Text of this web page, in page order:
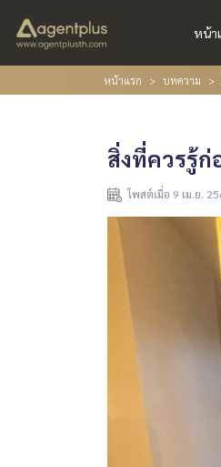
หน้า
หน้าแรก บทความ
สิ่งที่ควรรู้ก่
โพสต์เมื่อ 9 เม.ย.